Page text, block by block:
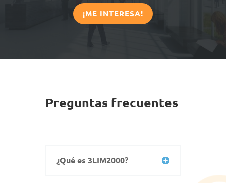
¡ME INTERESA!
Preguntas frecuentes
¿Qué es 3LIM2000?